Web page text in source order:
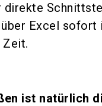
Excel sofort
Zeit.
ist natürlich